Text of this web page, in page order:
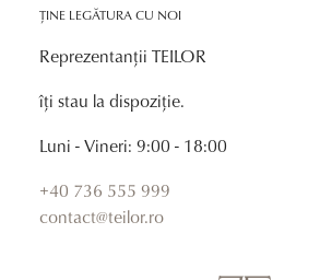
ȚINE LEGĂTURA CU NOI
Reprezentanții TEILOR
îți stau la dispoziție.
Luni - Vineri: 9:00 - 18:00
+40 736 555 999
contact@teilor.ro